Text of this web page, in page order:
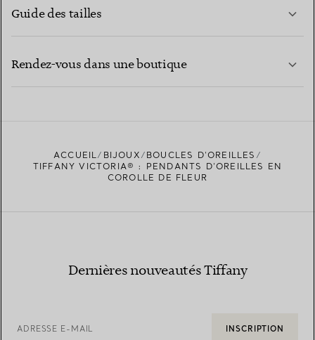
Guide des tailles
Rendez-vous dans une boutique
TROUVEZ LA BOUTIQUE LA PLUS PROCHE
ACCUEIL BIJOUX
BOUCLES D’OREILLES
TIFFANY VICTORIA® : PENDANTS D’OREILLES EN
COROLLE DE FLEUR
Dernières nouveautés Tiffany
ADRESSE E-MAIL INSCRIPTION